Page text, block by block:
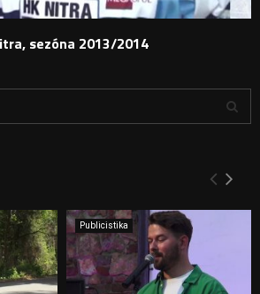
sezóna 2013/2014
Y
H
Publicistika